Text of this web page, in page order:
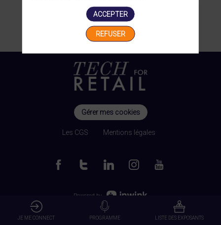
Gérer mes cookies
Les CGS Mentions légales
Powered by
JE ME CONNECT PROGRAMME LISTE DES EXPOSANTS
ACCEPTER
REFUSER